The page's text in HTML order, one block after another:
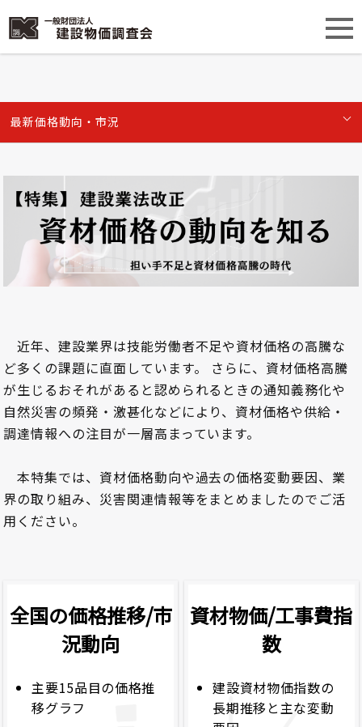
最新価格動向・市況
近年、建設業界は技能労働者不足や資材価格の高騰な
ど多くの課題に直面しています。 さらに、資材価格高騰
が生じるおそれがあると認められるときの通知義務化や
自然災害の頻発・激甚化などにより、資材価格や供給・
調達情報への注目が一層高まっています。
本特集では、資材価格動向や過去の価格変動要因、業
界の取り組み、災害関連情報等をまとめましたのでご活
用ください。
全国の価格推移/市
況動向
主要15品目の価格推
移グラフ
資材物価/工事費指
数
建設資材物価指数の
長期推移と主な変動